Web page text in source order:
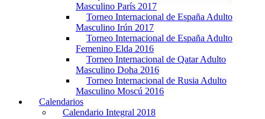
Masculino París 2017
Torneo Internacional de España Adulto
Masculino Irún 2017
Torneo Internacional de España Adulto
Femenino Elda 2016
Torneo Internacional de Qatar Adulto
Masculino Doha 2016
Torneo Internacional de Rusia Adulto
Masculino Moscú 2016
Calendarios
Calendario Integral 2018